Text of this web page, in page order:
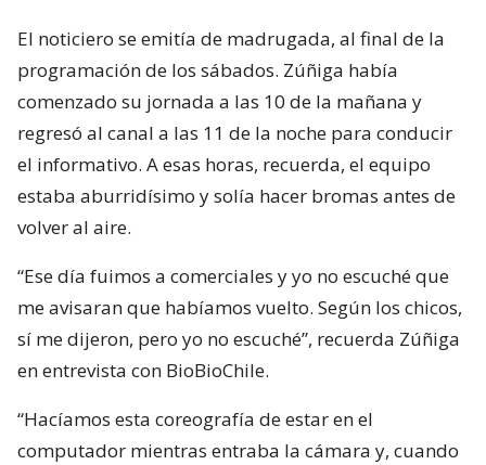
El noticiero se emitía de madrugada, al final de la
programación de los sábados. Zúñiga había
comenzado su jornada a las 10 de la mañana y
regresó al canal a las 11 de la noche para conducir
el informativo. A esas horas, recuerda, el equipo
estaba aburridísimo y solía hacer bromas antes de
volver al aire.
“Ese día fuimos a comerciales y yo no escuché que
me avisaran que habíamos vuelto. Según los chicos,
sí me dijeron, pero yo no escuché”, recuerda Zúñiga
en entrevista con BioBioChile.
“Hacíamos esta coreografía de estar en el
computador mientras entraba la cámara y, cuando